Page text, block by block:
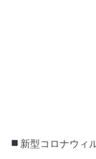
新型コロナウィ